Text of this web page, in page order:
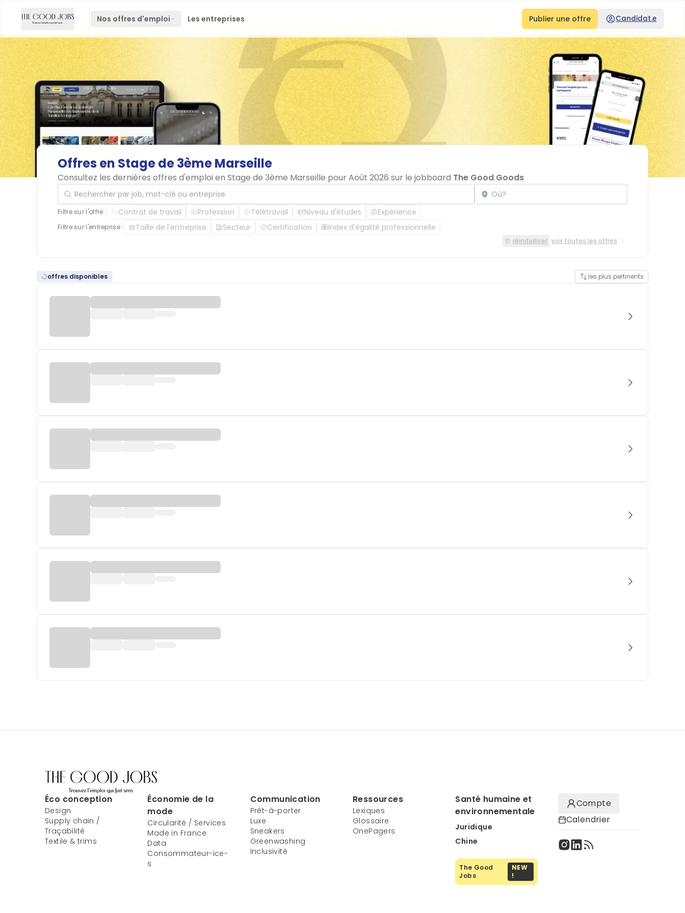
Nos offres d'emploi Les entreprises Publier une offre Candidat.e
Offres en Stagede3èmeMarseille
Consultez les dernières offres d'emploi en Stage de 3ème Marseille pour Août 2026 sur le jobboard The Good Goods
Rechercher par job, mot-clé ou entreprise Localisation
Filtre sur l'offre : Contrat de travail Profession Télétravail Niveau d'études Expérience
Filtre sur l'entreprise : Taille de l'entreprise Secteur Certification Index d'égalité professionnelle
réinitialiser voir toutes les offres
offres disponibles les plus pertinents
Éco conception
Design
Supply chain /
Traçabilité
Textile & trims
Économie de la
mode
Circularité / Services
Made in France
Data
Consommateur-ice-
s
Communication
Prêt-à-porter
Luxe
Sneakers
Greenwashing
Inclusivité
Ressources
Lexiques
Glossaire
OnePagers
Santé humaine et
environnementale
Juridique
Chine
The Good
Jobs
NEW
!
Compte
Calendrier